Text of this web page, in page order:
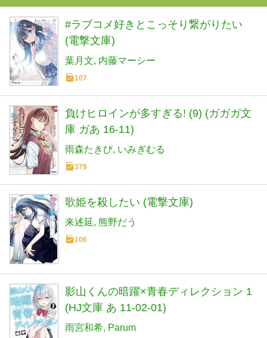
#ラブコメ好きとこっそり繋がりたい
(電撃文庫)
葉月文 内藤マーシー
107
負けヒロインが多すぎる! (9) (ガガガ文
庫 ガあ 16-11)
雨森たきび いみぎむる
379
歌姫を殺したい (電撃文庫)
来述延 熊野だう
106
影山くんの暗躍×青春ディレクション 1
(HJ文庫 あ 11-02-01)
雨宮和希 Parum